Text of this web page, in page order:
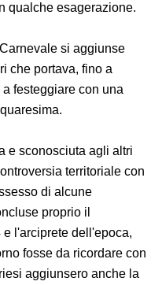
qualche esagerazione.
si aggiunse
che portava, fino a
festeggiare con una
e sconosciuta agli altri
territoriale con
di alcune
proprio il
l'arciprete dell'epoca,
fosse da ricordare con
aggiunsero anche la